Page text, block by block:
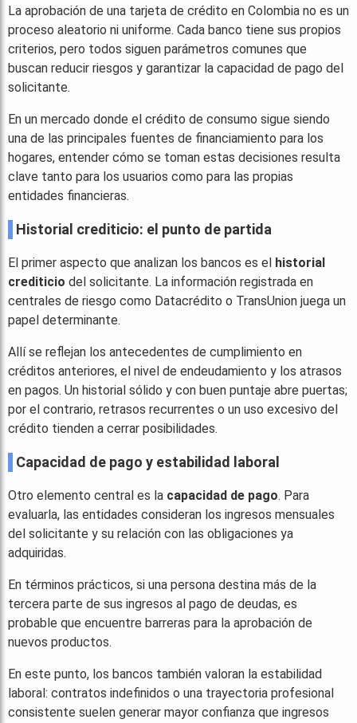
La aprobación de una tarjeta de crédito en Colombia no es un
proceso aleatorio ni uniforme. Cada banco tiene sus propios
criterios, pero todos siguen parámetros comunes que
buscan reducir riesgos y garantizar la capacidad de pago del
solicitante.
En un mercado donde el crédito de consumo sigue siendo
una de las principales fuentes de financiamiento para los
hogares, entender cómo se toman estas decisiones resulta
clave tanto para los usuarios como para las propias
entidades financieras.
Historial crediticio: el punto de partida
El primer aspecto que analizan los bancos es el historial
crediticio del solicitante. La información registrada en
centrales de riesgo como Datacrédito o TransUnion juega un
papel determinante.
Allí se reflejan los antecedentes de cumplimiento en
créditos anteriores, el nivel de endeudamiento y los atrasos
en pagos. Un historial sólido y con buen puntaje abre puertas;
por el contrario, retrasos recurrentes o un uso excesivo del
crédito tienden a cerrar posibilidades.
Capacidad de pago y estabilidad laboral
Otro elemento central es la capacidad de pago. Para
evaluarla, las entidades consideran los ingresos mensuales
del solicitante y su relación con las obligaciones ya
adquiridas.
En términos prácticos, si una persona destina más de la
tercera parte de sus ingresos al pago de deudas, es
probable que encuentre barreras para la aprobación de
nuevos productos.
En este punto, los bancos también valoran la estabilidad
laboral: contratos indefinidos o una trayectoria profesional
consistente suelen generar mayor confianza que ingresos